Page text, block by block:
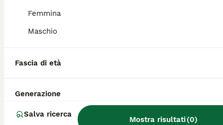
Femmina
Maschio
Fascia di età
Generazione
Salva ricerca
Mostra risultati(0)
Il suo nome deriva dall'antica città di Apua,
delle Alpi Apuane?
Che cos'è il Cane delle Alpi
Apuane?